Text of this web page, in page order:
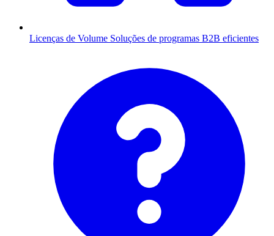
Licenças de Volume Soluções de programas B2B eficientes